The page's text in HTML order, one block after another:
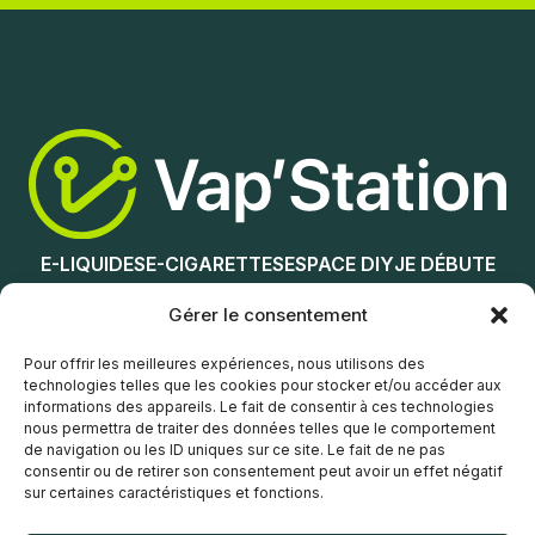
Gérer le consentement
Pour offrir les meilleures expériences, nous utilisons des
technologies telles que les cookies pour stocker et/ou accéder aux
informations des appareils. Le fait de consentir à ces technologies
nous permettra de traiter des données telles que le comportement
de navigation ou les ID uniques sur ce site. Le fait de ne pas
consentir ou de retirer son consentement peut avoir un effet négatif
sur certaines caractéristiques et fonctions.
Ajouter au panier
0
3
6
18
Choix des options
E-LIQUIDESE-CIGARETTESESPACE DIYJE DÉBUTE
NOS MAGASINS
Service client